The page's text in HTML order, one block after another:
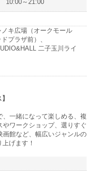
10:00～21:00
キ広場（オークモール
プラザ前）、
二子玉川ライ
、一緒になって楽しめる、複
ワークショップ、選りすぐ
画館など、幅広いジャンルの
げます！